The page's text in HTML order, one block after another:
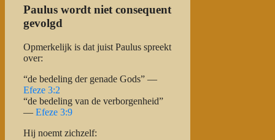
Paulus wordt niet consequent
gevolgd
Opmerkelijk is dat juist Paulus spreekt
over:
“de bedeling der genade Gods” —
Efeze 3:2
“de bedeling van de verborgenheid”
— Efeze 3:9
Hij noemt zichzelf: